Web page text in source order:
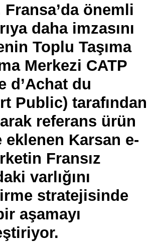
Fransa’da önemli
daha imzasını
Toplu Taşıma
Merkezi CATP
d’Achat du
Public) tarafından
referans ürün
eklenen Karsan e-
Fransız
varlığını
stratejisinde
aşamayı